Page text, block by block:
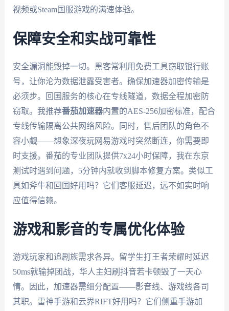
视频或Steam国服游戏的满速体验。
保障安全和实战可靠性
安全漏洞能毁掉一切。黑客常利用免费工具窃取银行账
号，让你沦为数据泄露受害者。确保加速器加密传输是
必须步。回国服务的核心在专线隧道，数据全程加密防
窃取。我推荐番茄加速器内置的AES-256加密标准，配合
专线传输隔离公共网络风险。同时，售后团队的角色不
容小觑——想象深夜玩网易游戏时突然断连，你需要即
时支援。番茄的专业团队提供7x24小时保障，我在东京
测试时遇到问题，5分钟内就收到脚本修复方案。类似工
具如斧牛和回国好用吗？它们客服延迟，远不如实时响
应值得信赖。
游戏和影音的专属优化体验
游戏玩家和追剧族需求各异。留学生打王者荣耀时延迟
50ms就输掉团战，华人主妇刷抖音若卡顿毁了一天心
情。因此，加速器需细分配置——影音线、游戏线各司
其职。雷神手游和云界RIFT好用吗？它们侧重手游加